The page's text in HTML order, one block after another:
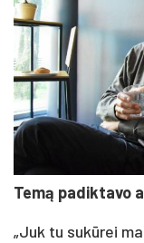
Temą padiktavo
„Juk tu sukūrei